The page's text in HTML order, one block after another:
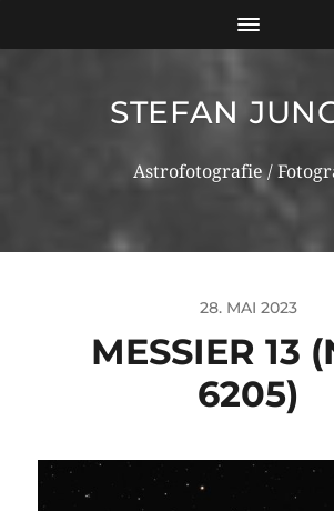
STEFAN
Astrofotografie /
28. MAI 2023
MESSIER 13
6205)